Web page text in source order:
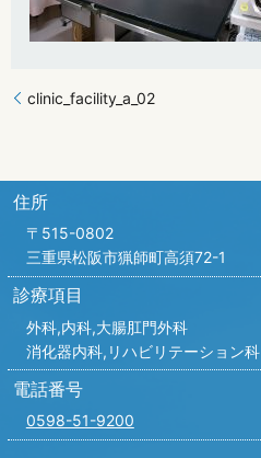
clinic_facility_a_02
住所
〒515-0802
三重県松阪市猟師町高須72-1
診療項目
外科,内科,大腸肛門外科
消化器内科,リハビリテーション科
電話番号
0598-51-9200